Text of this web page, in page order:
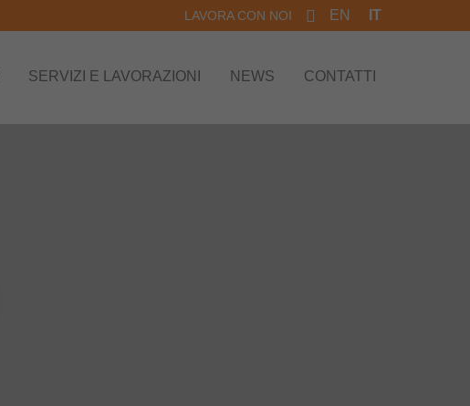
LAVORA CON NOI EN IT
SERVIZI E LAVORAZIONI NEWS CONTATTI